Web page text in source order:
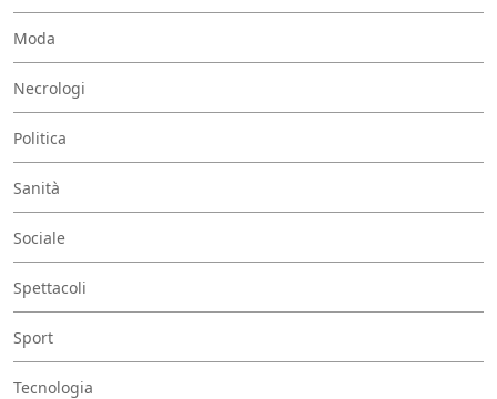
Moda
Necrologi
Politica
Sanità
Sociale
Spettacoli
Sport
Tecnologia